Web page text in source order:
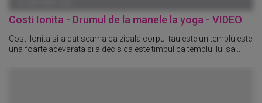
Costi Ionita - Drumul de la manele la yoga - VIDEO
Costi Ionita si-a dat seama ca zicala corpul tau este un templu este
una foarte adevarata si a decis ca este timpul ca templul lui sa...